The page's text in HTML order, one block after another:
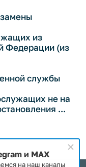
из
Федерации (из
службы
не на
...
и MAX
на наш каналы